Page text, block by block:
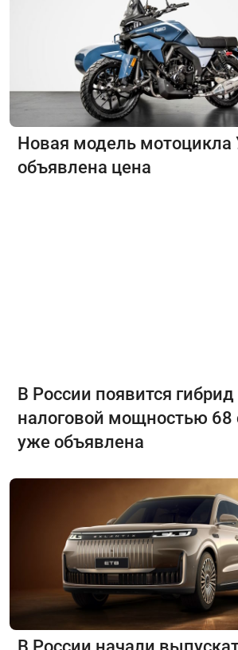
Новая модель мотоцикла
объявлена цена
В России появится гибрид
налоговой мощностью 68
уже объявлена